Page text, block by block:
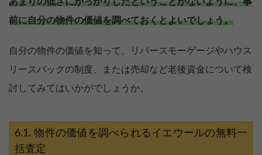
前に自分の物件の価値を調べておくとよいでしょう。
自分の物件の価値を知って、リバースモーゲージやハウス
リースバックの制度、または売却など老後資金について検
討してみてはいかがでしょうか。
物件の価値を調べられるイエウールの無料一
括査定